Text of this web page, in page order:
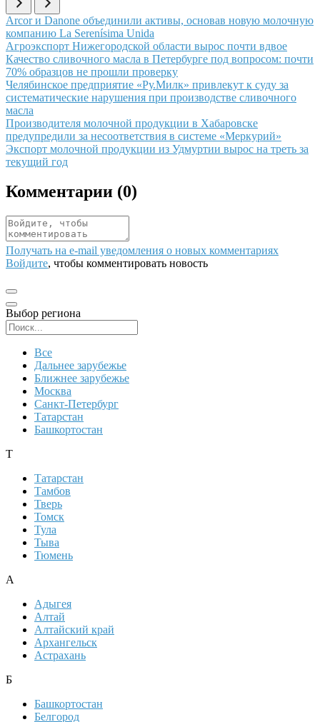
Иллюстрация новости
Arcor и Danone объединили активы, основав новую молочную
компанию La Serenísima Unida
Иллюстрация новости
Агроэкспорт Нижегородской области вырос почти вдвое
Иллюстрация новости
Качество сливочного масла в Петербурге под вопросом: почти
70% образцов не прошли проверку
Иллюстрация новости
Челябинское предприятие «Ру.Милк» привлекут к суду за
систематические нарушения при производстве сливочного
масла
Иллюстрация новости
Производителя молочной продукции в Хабаровске
предупредили за несоответствия в системе «Меркурий»
Иллюстрация новости
Экспорт молочной продукции из Удмуртии вырос на треть за
текущий год
Комментарии (0)
Получать на e‑mail уведомления о новых комментариях
Войдите, чтобы комментировать новость
Выбор региона
Все
Дальнее зарубежье
Ближнее зарубежье
Москва
Санкт-Петербург
Татарстан
Башкортостан
Т
Татарстан
Тамбов
Тверь
Томск
Тула
Тыва
Тюмень
А
Адыгея
Алтай
Алтайский край
Архангельск
Астрахань
Б
Башкортостан
Белгород